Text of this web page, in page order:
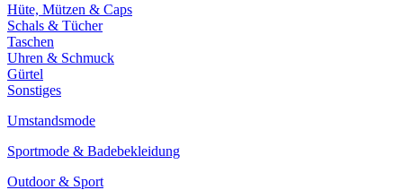
Hüte, Mützen & Caps
Schals & Tücher
Taschen
Uhren & Schmuck
Gürtel
Sonstiges
Umstandsmode
Sportmode & Badebekleidung
Outdoor & Sport